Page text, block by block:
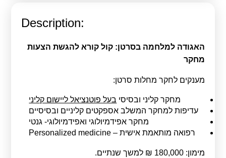
Calls For Proposals Horizon Europe
About & Services
Description:
האגודה למלחמה בסרטן: קול קורא להגשת הצעות
מחקר
מענקים לחקר מחלות סרטן:
מחקר קליני ובסיסי בעל פוטנציאל ליישום קליני
עדיפות למחקר המשלב אספקטים קליניים ובסיסיים
מחקר אפידמיולוגי ואפידמיולוגי- גנטי
רפואה מותאמת אישית – Personalized medicine
מימון: 180,000 ₪ למשך שנתיים.